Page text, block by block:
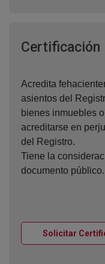
Certificación
Acredita
asientos del
bienes inmuebles
acreditarse en
del Registro.
Tiene la
documento público.
Solicitar